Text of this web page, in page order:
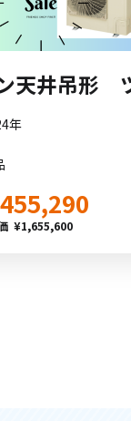
天井吊形
年
¥1,655,600